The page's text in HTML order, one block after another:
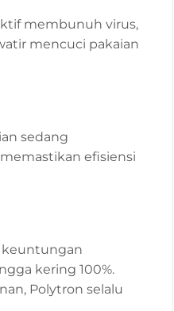
membunuh virus,
mencuci pakaian
sedang
efisiensi
keuntungan
kering 100%.
Polytron selalu